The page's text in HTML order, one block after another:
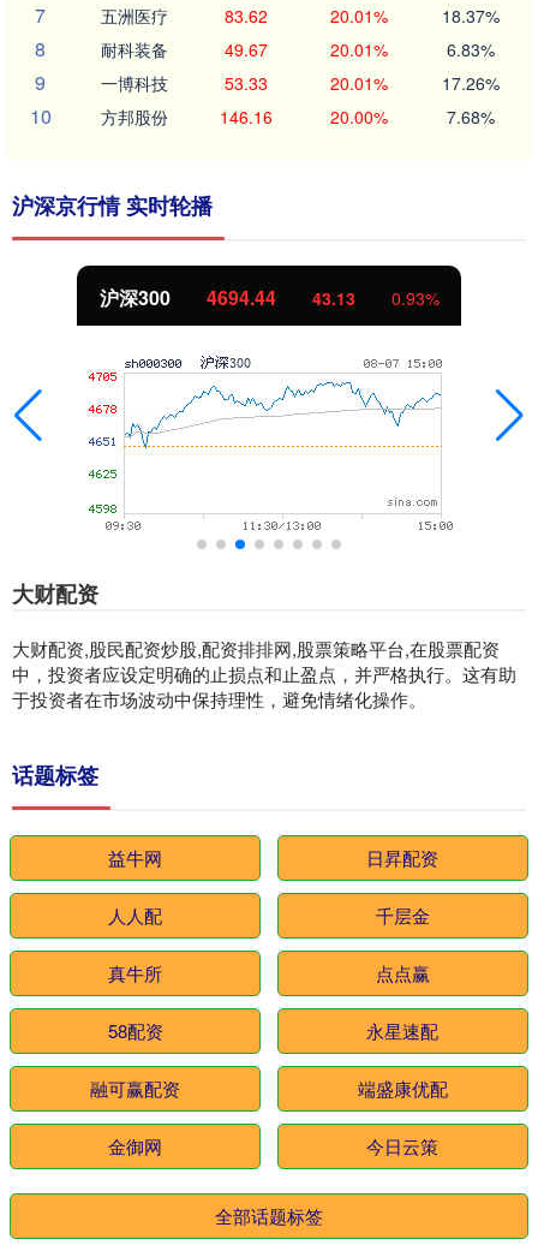
7 五洲医疗 83.62 20.01% 18.37%
8 耐科装备 49.67 20.01% 6.83%
9 一博科技 53.33 20.01% 17.26%
10 方邦股份 146.16 20.00% 7.68%
沪深京行情 实时轮播
沪深300 4694.44 43.13 0.93%
大财配资
大财配资,股民配资炒股,配资排排网,股票策略平台,在股票配资
中，投资者应设定明确的止损点和止盈点，并严格执行。这有助
于投资者在市场波动中保持理性，避免情绪化操作。
话题标签
益牛网 日昇配资
人人配 千层金
真牛所 点点赢
58配资 永星速配
融可赢配资 端盛康优配
金御网 今日云策
全部话题标签